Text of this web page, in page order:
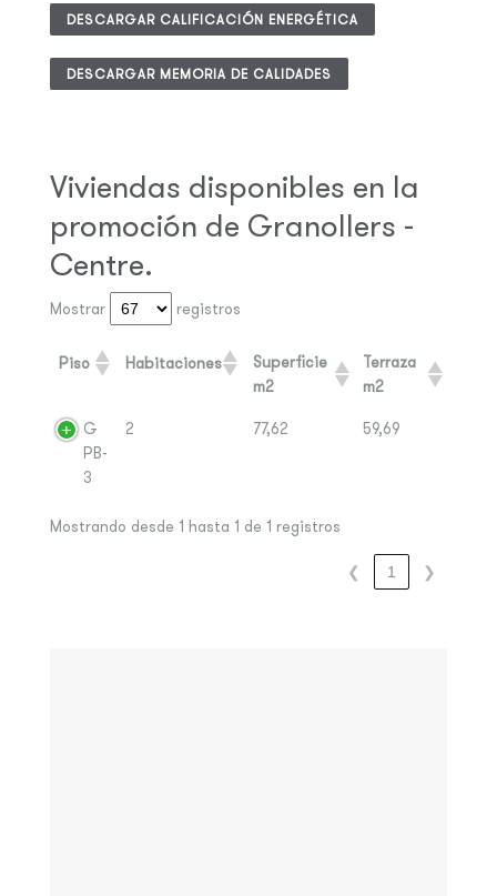
DESCARGAR CALIFICACIÓN ENERGÉTICA
DESCARGAR MEMORIA DE CALIDADES
Viviendas disponibles en la
promoción de Granollers -
Centre.
Mostrar registros
Piso Habitaciones
Superficie
m2
Terraza
m2
G
PB-
3
2 77,62 59,69
Mostrando desde 1 hasta 1 de 1 registros
❮ 1 ❯